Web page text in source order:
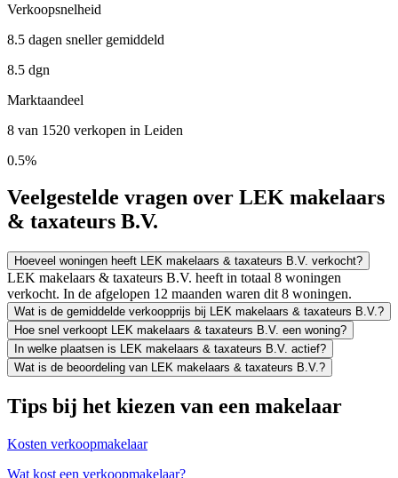
Verkoopsnelheid
8.5 dagen sneller gemiddeld
8.5 dgn
Marktaandeel
8 van 1520 verkopen in Leiden
0.5%
Veelgestelde vragen over LEK makelaars
& taxateurs B.V.
Hoeveel woningen heeft LEK makelaars & taxateurs B.V. verkocht?
LEK makelaars & taxateurs B.V. heeft in totaal 8 woningen
verkocht. In de afgelopen 12 maanden waren dit 8 woningen.
Wat is de gemiddelde verkoopprijs bij LEK makelaars & taxateurs B.V.?
Hoe snel verkoopt LEK makelaars & taxateurs B.V. een woning?
In welke plaatsen is LEK makelaars & taxateurs B.V. actief?
Wat is de beoordeling van LEK makelaars & taxateurs B.V.?
Tips bij het kiezen van een makelaar
Kosten verkoopmakelaar
Wat kost een verkoopmakelaar?